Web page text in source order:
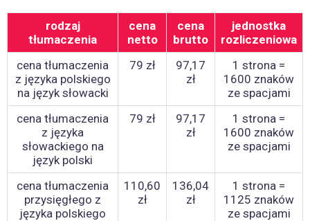
rodzaj
tłumaczenia
cena
netto
cena
brutto
jednostka
rozliczeniowa
cena tłumaczenia
z języka polskiego
na język słowacki
79 zł
97,17
zł
1 strona =
1600 znaków
ze spacjami
cena tłumaczenia
z języka
słowackiego na
język polski
79 zł
97,17
zł
1 strona =
1600 znaków
ze spacjami
cena tłumaczenia
przysięgłego z
języka polskiego
110,60
zł
136,04
zł
1 strona =
1125 znaków
ze spacjami